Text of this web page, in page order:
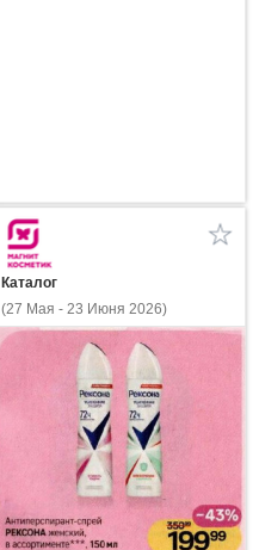
Каталог
(27 Мая - 23 Июня 2026)